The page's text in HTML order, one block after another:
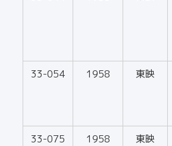
33-054 1958 東映
33-075 1958 東映